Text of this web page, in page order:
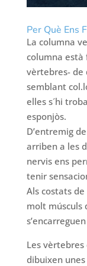
Per Què Ens
La columna
columna està
vèrtebres- de
semblant
elles s´hi
esponjòs.
D’entremig
arriben a les
nervis ens
tenir
Als costats
molt músculs
Les
dibuixen